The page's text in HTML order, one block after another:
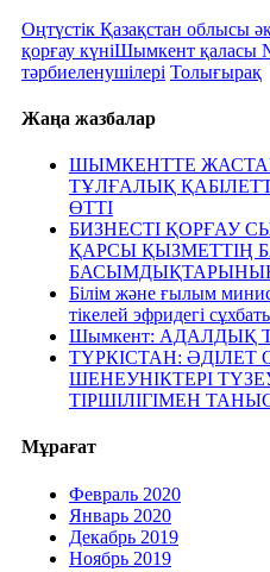
Оңтүстік Қазақстан облысы
қорғау күніШымкент қаласы
тәрбиеленушілері Толығырақ
Жаңа жазбалар
ШЫМКЕНТТЕ
ТҰЛҒАЛЫҚ
ӨТТІ
БИЗНЕСТІ ҚОРҒАУ
ҚАРСЫ ҚЫЗМЕТТІҢ
БАСЫМДЫҚТАРЫНЫҢ
Білім және ғылым
тікелей эфридегі
Шымкент: АДАЛДЫҚ
ТҮРКІСТАН:
ШЕНЕУНІКТЕРІ
ТІРШІЛІГІМЕН
Мұрағат
Февраль 2020
Январь 2020
Декабрь 2019
Ноябрь 2019